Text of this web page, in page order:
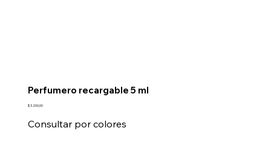
Perfumero recargable 5 ml
Precio
$ 3.200,00
Consultar por colores